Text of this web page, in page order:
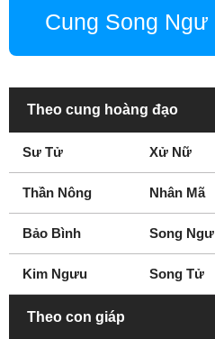
Cung Song Ngư
Theo cung hoàng đạo
Sư Tử Xử Nữ
Thần Nông Nhân Mã
Bảo Bình Song Ngư
Kim Ngưu Song Tử
Theo con giáp